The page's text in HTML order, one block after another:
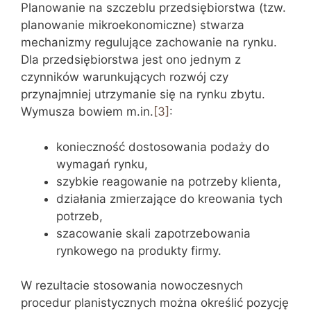
Planowanie na szczeblu przedsiębiorstwa (tzw.
planowanie mikroekonomiczne) stwarza
mechanizmy regulujące zachowanie na rynku.
Dla przedsiębiorstwa jest ono jednym z
czynników warunkujących rozwój czy
przynajmniej utrzymanie się na rynku zbytu.
Wymusza bowiem m.in. [3] :
konieczność dostosowania podaży do
wymagań rynku,
szybkie reagowanie na potrzeby klienta,
działania zmierzające do kreowania tych
potrzeb,
szacowanie skali zapotrzebowania
rynkowego na produkty firmy.
W rezultacie stosowania nowoczesnych
procedur planistycznych można określić pozycję